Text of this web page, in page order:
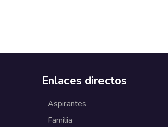
Enlaces directos
Aspirantes
Familia